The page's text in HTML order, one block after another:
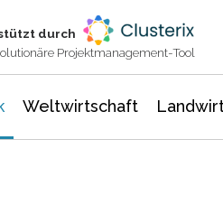
durch
Projektmanagement-Tool
Weltwirtschaft